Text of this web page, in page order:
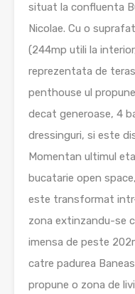
situat la confluenta
Nicolae. Cu o
(244mp utili la
reprezentata de
penthouse ul
decat generoase, 4
dressinguri, si este
Momentan ultimul
bucatarie open
este transformat
zona extinzandu-se
imensa de peste
catre padurea
propune o zona de